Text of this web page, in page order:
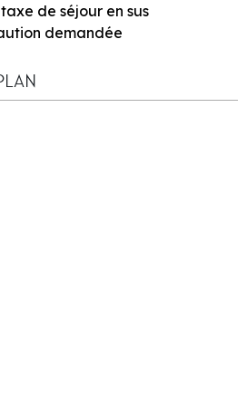
taxe de séjour en sus
demandée